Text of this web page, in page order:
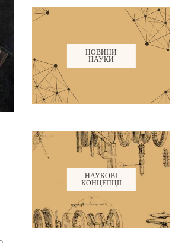
НОВИНИ
НАУКИ
НАУКОВІ
КОНЦЕПЦІЇ